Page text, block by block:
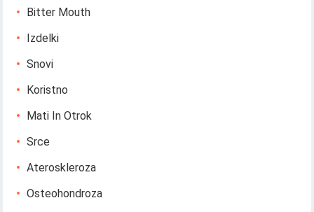
Bitter Mouth
Izdelki
Snovi
Koristno
Mati In Otrok
Srce
Ateroskleroza
Osteohondroza